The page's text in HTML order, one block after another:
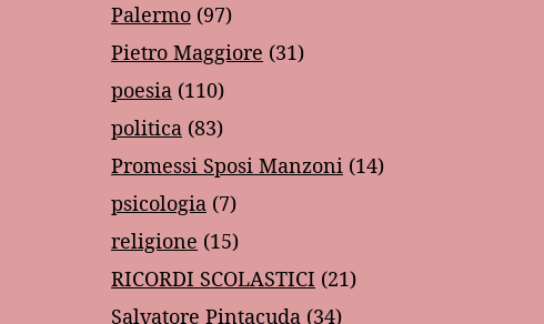
Palermo (97)
Pietro Maggiore (31)
poesia (110)
politica (83)
Promessi Sposi Manzoni (14)
psicologia (7)
religione (15)
RICORDI SCOLASTICI (21)
Salvatore Pintacuda (34)